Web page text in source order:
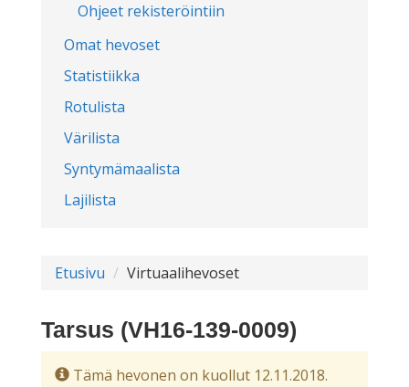
Ohjeet rekisteröintiin
Omat hevoset
Statistiikka
Rotulista
Värilista
Syntymämaalista
Lajilista
Etusivu Virtuaalihevoset
Tarsus (VH16-139-0009)
Tämä hevonen on kuollut 12.11.2018.